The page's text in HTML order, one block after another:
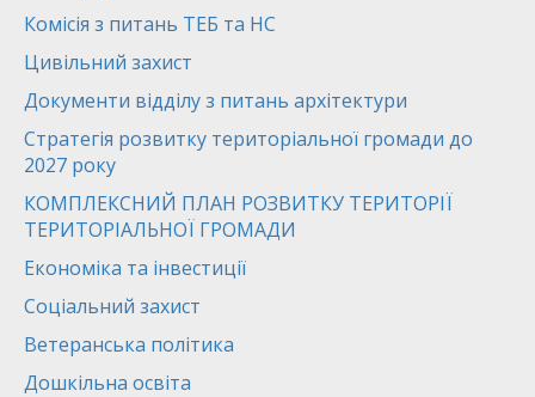
Комісія з питань ТЕБ та НС
Цивільний захист
Документи відділу з питань архітектури
Стратегія розвитку територіальної громади до
2027 року
КОМПЛЕКСНИЙ ПЛАН РОЗВИТКУ ТЕРИТОРІЇ
ТЕРИТОРІАЛЬНОЇ ГРОМАДИ
Економіка та інвестиції
Соціальний захист
Ветеранська політика
Дошкільна освіта